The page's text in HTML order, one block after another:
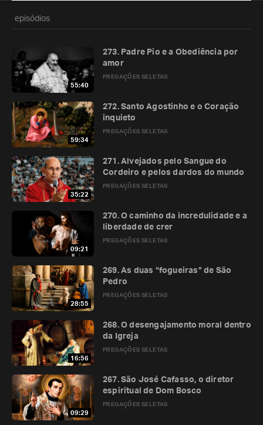
episódios
55:40
PREGAÇÕES SELETAS
273. Padre Pio e a Obediência por
amor
59:34
PREGAÇÕES SELETAS
272. Santo Agostinho e o Coração
inquieto
35:22
PREGAÇÕES SELETAS
271. Alvejados pelo Sangue do
Cordeiro e pelos dardos do mundo
09:21
PREGAÇÕES SELETAS
270. O caminho da incredulidade e a
liberdade de crer
28:55
PREGAÇÕES SELETAS
269. As duas “fogueiras” de São
Pedro
16:56
PREGAÇÕES SELETAS
268. O desengajamento moral dentro
da Igreja
09:29
PREGAÇÕES SELETAS
267. São José Cafasso, o diretor
espiritual de Dom Bosco